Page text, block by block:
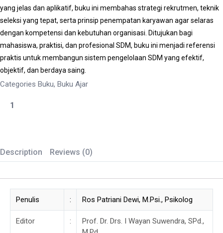
yang jelas dan aplikatif, buku ini membahas strategi rekrutmen, teknik
seleksi yang tepat, serta prinsip penempatan karyawan agar selaras
dengan kompetensi dan kebutuhan organisasi. Ditujukan bagi
mahasiswa, praktisi, dan profesional SDM, buku ini menjadi referensi
praktis untuk membangun sistem pengelolaan SDM yang efektif,
objektif, dan berdaya saing.
Categories Buku, Buku Ajar
Dari
Panduan
Rekrutmen,
Seleksi,
Penempatan
Description Reviews (0)
Penulis : Ros Patriani Dewi, M.Psi., Psikolog
Editor :
Prof. Dr. Drs. I Wayan Suwendra, SPd.,